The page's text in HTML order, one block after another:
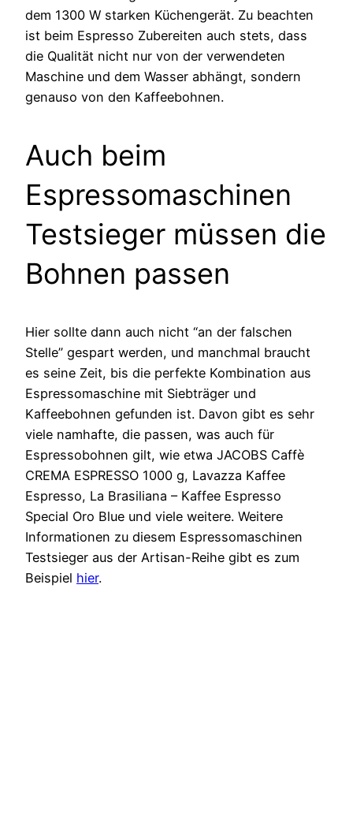
dem 1300 W starken Küchengerät. Zu beachten
ist beim Espresso Zubereiten auch stets, dass
die Qualität nicht nur von der verwendeten
Maschine und dem Wasser abhängt, sondern
genauso von den Kaffeebohnen.
Auch beim
Espressomaschinen
Testsieger müssen die
Bohnen passen
Hier sollte dann auch nicht “an der falschen
Stelle” gespart werden, und manchmal braucht
es seine Zeit, bis die perfekte Kombination aus
Espressomaschine mit Siebträger und
Kaffeebohnen gefunden ist. Davon gibt es sehr
viele namhafte, die passen, was auch für
Espressobohnen gilt, wie etwa JACOBS Caffè
CREMA ESPRESSO 1000 g, Lavazza Kaffee
Espresso, La Brasiliana – Kaffee Espresso
Special Oro Blue und viele weitere. Weitere
Informationen zu diesem Espressomaschinen
Testsieger aus der Artisan-Reihe gibt es zum
Beispiel hier.